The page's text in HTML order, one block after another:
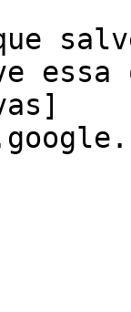
essa